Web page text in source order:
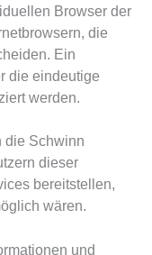
Browser der
die
Ein
die eindeutige
werden.
die Schwinn
dieser
bereitstellen,
wären.
und